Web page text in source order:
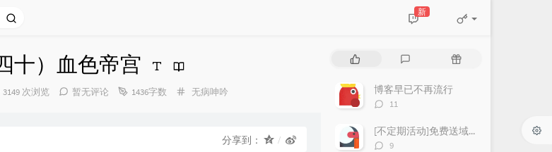
新
十）血色帝宫
3149 次浏览 暂无评论 1436字数
分
无病呻吟
分享到：
章
评
随
博客早已不再流行
评
数：
11
[不定期活动]免费送域名或空间
评
9